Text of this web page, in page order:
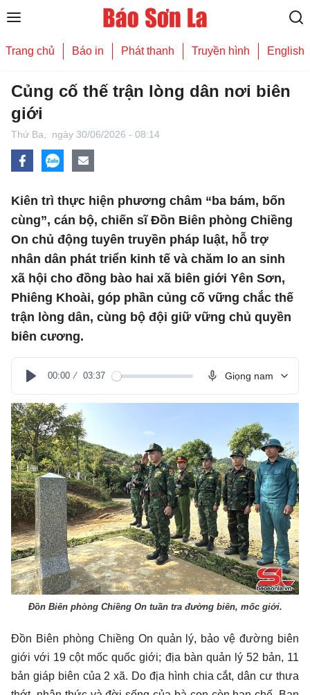
Trang chủ Báo in Phát thanh Truyền hình English
Củng cố thế trận lòng dân nơi biên
giới
Thứ Ba, ngày 30/06/2026 - 08:14
Kiên trì thực hiện phương châm “ba bám, bốn
cùng”, cán bộ, chiến sĩ Đồn Biên phòng Chiềng
On chủ động tuyên truyền pháp luật, hỗ trợ
nhân dân phát triển kinh tế và chăm lo an sinh
xã hội cho đồng bào hai xã biên giới Yên Sơn,
Phiêng Khoài, góp phần củng cố vững chắc thế
trận lòng dân, cùng bộ đội giữ vững chủ quyền
biên cương.
Play
00:00 03:37 Giọng nam
Đồn Biên phòng Chiềng On tuần tra đường biên, mốc giới.
Đồn Biên phòng Chiềng On quản lý, bảo vệ đường biên
giới với 19 cột mốc quốc giới; địa bàn quản lý 52 bản, 11
bản giáp biên của 2 xã. Do địa hình chia cắt, dân cư thưa